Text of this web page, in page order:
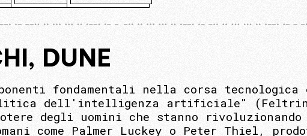
DUNE
fondamentali nella corsa
dell'intelligenza artificiale"
degli uomini che stanno rivoluzionando
come Palmer Luckey o Peter Thiel,